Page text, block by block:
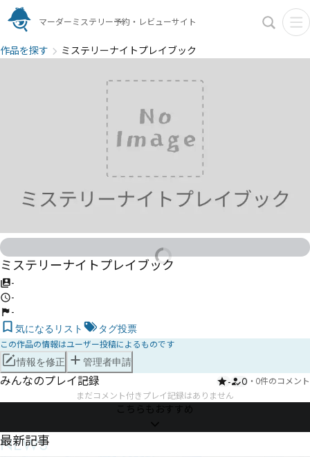
マーダーミステリー予約・レビューサイト
作品を探す ミステリーナイトプレイブック
ミステリーナイトプレイブック
-
-
-
気になるリスト タグ投票
この作品の情報はユーザー投稿によるものです
情報を修正 管理者申請
みんなのプレイ記録 - 0 ・ 0件のコメント
まだコメント付きプレイ記録はありません
こちらもおすすめ
NEWS
最新記事